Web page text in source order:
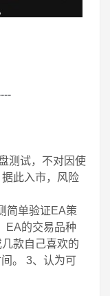
测试，不对因使
此入市，风险
简单验证EA策
EA的交易品种
款自己喜欢的
。 3、认为可